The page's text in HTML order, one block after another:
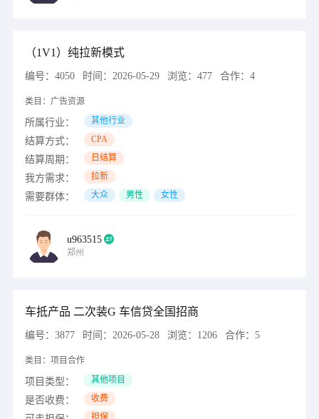
（1V1）纯拉新模式
编号： 4050 时间： 2026-05-29 浏览： 477 合作： 4
类目： 广告资源
所属行业： 其他行业
结算方式： CPA
结算周期： 日结算
我方需求： 拉新
需要群体： 大众 男性 女性
u963515
郑州
车抵产品 二次装G 车信贷全国招商
编号： 3877 时间： 2026-05-28 浏览： 1206 合作： 5
类目： 项目合作
项目类型： 其他项目
是否收费： 收费
担保